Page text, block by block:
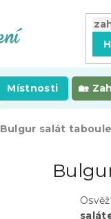
Místnosti
Bulgur salát